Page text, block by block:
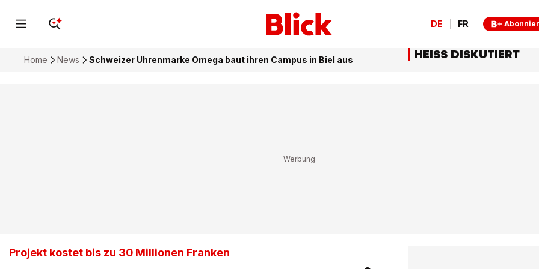
DE FR
Home News Schweizer Uhrenmarke Omega baut ihren Campus in Biel aus
Projekt kostet bis zu 30 Millionen Franken
HEISS DISKUTIERT